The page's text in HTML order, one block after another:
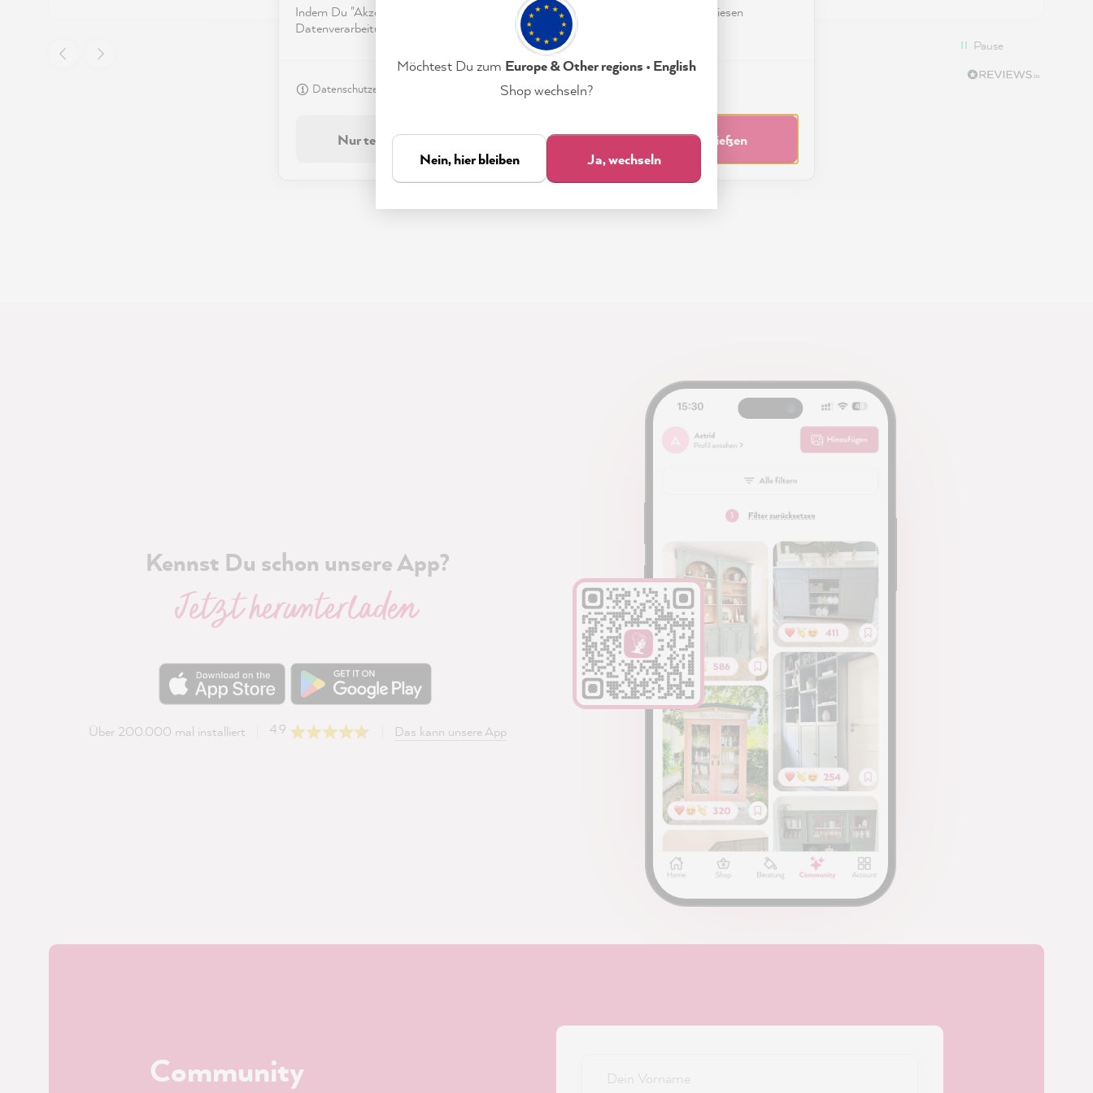
schabloniert. Auch das
gut gelaufen. Wenn ich fertig
bin mit meinem Projekt, füge
ein bisschen stabiler wären....
kleine Stellen nicht
knicken.....bei mir
passiert.....dann musste ich
besonders aufpassen und die
Schablone an der Stelle
vorsichtig benutzen, damit
Pause
Alle Bewertungen anzeigen
Kennst Du schon unsere App?
Jetzt herunterladen
Über 200.000 mal installiert 4.9 Das kann unsere App
Community
Indem Du "Akzeptieren & Schließen" klickst, stimmst Du (jederzeit widerruflich) diesen
Datenverarbeitungen freiwillig zu.
Datenschutzerklärung Einstellungen
Akzeptieren & Schließen
Nur technisch Erforderliche
Möchtest Du zum Europe & Other regions • English
Shop wechseln?
Nein, hier bleiben Ja, wechseln